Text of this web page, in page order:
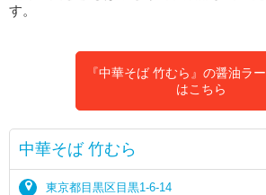
す。
『中華そば 竹むら』の醤油ラ
はこちら
中華そば 竹むら
東京都目黒区目黒1-6-14